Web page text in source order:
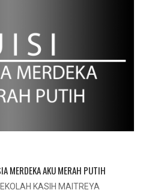
MERDEKA AKU MERAH PUTIH
KASIH MAITREYA